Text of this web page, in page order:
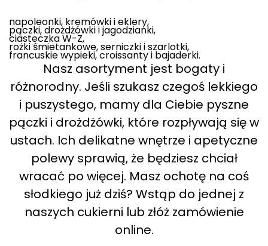
napoleonki, kremówki i eklery,
pączki, drożdżówki i jagodzianki,
ciasteczka W-Z,
rożki śmietankowe, serniczki i szarlotki,
francuskie wypieki, croissanty i bajaderki.
Nasz asortyment jest bogaty i
różnorodny. Jeśli szukasz czegoś lekkiego
i puszystego, mamy dla Ciebie pyszne
pączki i drożdżówki, które rozpływają się w
ustach. Ich delikatne wnętrze i apetyczne
polewy sprawią, że będziesz chciał
wracać po więcej. Masz ochotę na coś
słodkiego już dziś? Wstąp do jednej z
naszych cukierni lub złóż zamówienie
online.